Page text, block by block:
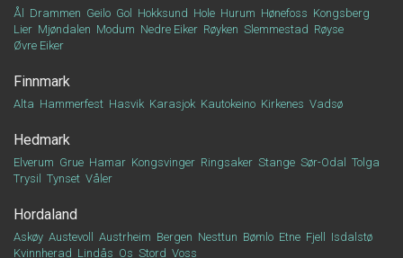
Ål Drammen Geilo Gol Hokksund Hole Hurum Hønefoss Kongsberg
Lier Mjøndalen Modum Nedre Eiker Røyken Slemmestad Røyse
Øvre Eiker
Finnmark
Alta Hammerfest Hasvik Karasjok Kautokeino Kirkenes Vadsø
Hedmark
Elverum Grue Hamar Kongsvinger Ringsaker Stange Sør-Odal
Tolga
Trysil
Tynset Våler
Hordaland
Askøy Austevoll Austrheim Bergen Nesttun Bømlo Etne Fjell
Isdalstø
Kvinnherad Lindås Os Stord Voss